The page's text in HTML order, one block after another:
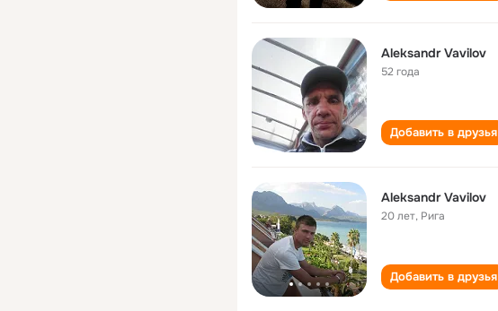
Aleksandr Vavilov
52 года
Добавить в друзья
Aleksandr Vavilov
20 лет, Рига
Добавить в друзья